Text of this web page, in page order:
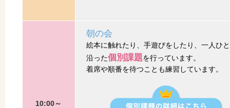
10:00～
朝の会
絵本に触れたり、手遊びをしたり、一人ひ
沿った個別課題を行っています。
着席や順番を待つことも練習しています。